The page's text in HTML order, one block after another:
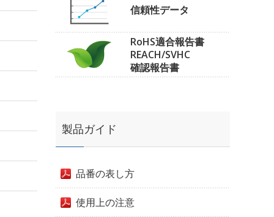
信頼性データ
RoHS適合報告書
REACH/SVHC
確認報告書
製品ガイド
品番の表し方
使用上の注意